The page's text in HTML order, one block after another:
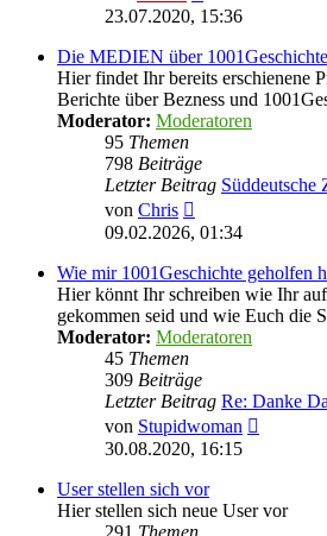
Beitrag
23.07.2020, 15:36
Die MEDIEN über
Hier findet Ihr bereits erschienene
Berichte über Bezness und
Moderator: Moderatoren
95 Themen
798 Beiträge
Letzter Beitrag
von Chris
Beitrag
09.02.2026, 01:34
Wie mir 1001Geschichte geholfen
Hier könnt Ihr schreiben wie Ihr
gekommen seid und wie Euch die
Moderator: Moderatoren
45 Themen
309 Beiträge
Letzter Beitrag Re: Danke
von Stupidwoman
30.08.2020, 16:15
User stellen sich vor
Hier stellen sich neue User vor
291 Themen